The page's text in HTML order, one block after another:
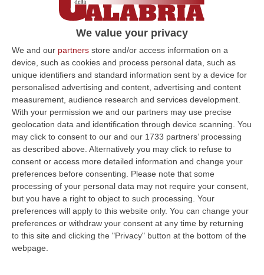
We value your privacy
We and our partners store and/or access information on a
device, such as cookies and process personal data, such as
unique identifiers and standard information sent by a device for
personalised advertising and content, advertising and content
measurement, audience research and services development.
With your permission we and our partners may use precise
geolocation data and identification through device scanning. You
may click to consent to our and our 1733 partners’ processing
as described above. Alternatively you may click to refuse to
consent or access more detailed information and change your
preferences before consenting.
Please note that some
processing of your personal data may not require your consent,
but you have a right to object to such processing. Your
preferences will apply to this website only. You can change your
preferences or withdraw your consent at any time by returning
to this site and clicking the "Privacy" button at the bottom of the
webpage.
Clicca e segui “Corriere della Calabria” su Google News
LAMEZIA TERME «È necessario fare una
sintesi, il più presto possibile, per costruire su
Lamezia Terme un progetto politico unitario
che dia ai cittadini la voglia di andare a
votare per un’alternativa credibile a chi ha
governato la città fino ad oggi. In questo
scenario riteniamo chela candidatura di
Doris Lo Moro sia una proposta autorevole
che sosterremo».